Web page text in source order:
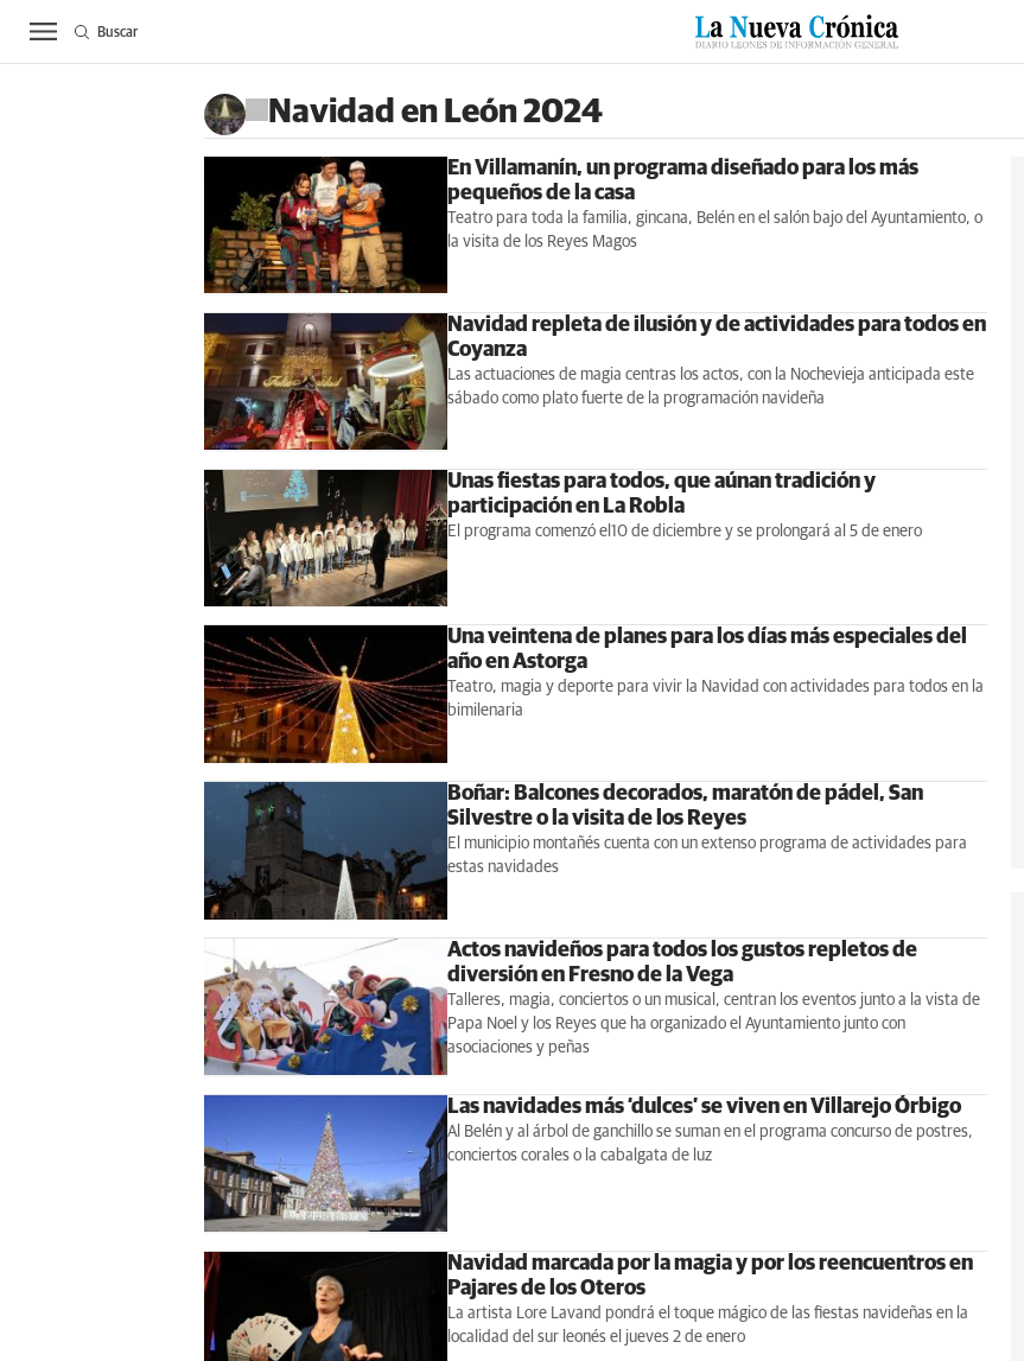
ACTUALIDAD BIERZO SUCESOS CULTURAS ESPECIALES DEPORTES
Buscar
Navidad en León 2024
En Villamanín, un programa diseñado para los más
pequeños de la casa
Teatro para toda la familia, gincana, Belén en el salón bajo del Ayuntamiento, o
la visita de los Reyes Magos
Navidad repleta de ilusión y de actividades para todos en
Coyanza
Las actuaciones de magia centras los actos, con la Nochevieja anticipada este
sábado como plato fuerte de la programación navideña
Unas fiestas para todos, que aúnan tradición y
participación en La Robla
El programa comenzó el10 de diciembre y se prolongará al 5 de enero
Una veintena de planes para los días más especiales del
año en Astorga
Teatro, magia y deporte para vivir la Navidad con actividades para todos en la
bimilenaria
Boñar: Balcones decorados, maratón de pádel, San
Silvestre o la visita de los Reyes
El municipio montañés cuenta con un extenso programa de actividades para
estas navidades
Actos navideños para todos los gustos repletos de
diversión en Fresno de la Vega
Talleres, magia, conciertos o un musical, centran los eventos junto a la vista de
Papa Noel y los Reyes que ha organizado el Ayuntamiento junto con
asociaciones y peñas
Las navidades más ‘dulces’ se viven en Villarejo Órbigo
Al Belén y al árbol de ganchillo se suman en el programa concurso de postres,
conciertos corales o la cabalgata de luz
Navidad marcada por la magia y por los reencuentros en
Pajares de los Oteros
La artista Lore Lavand pondrá el toque mágico de las fiestas navideñas en la
localidad del sur leonés el jueves 2 de enero